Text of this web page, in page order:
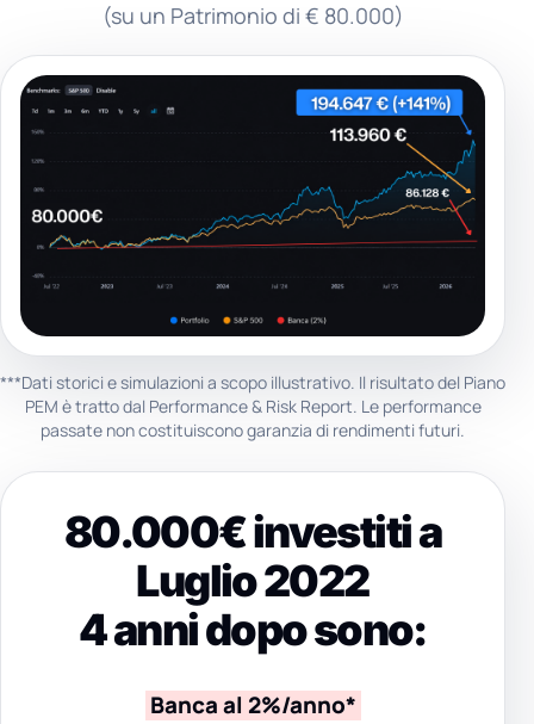
(su un Patrimonio di € 80.000)
***Dati storici e simulazioni a scopo illustrativo. Il risultato del Piano
PEM è tratto dal Performance & Risk Report. Le performance
passate non costituiscono garanzia di rendimenti futuri.
80.000€ investiti a
Luglio 2022
4 anni dopo sono:
Banca al 2%/anno*